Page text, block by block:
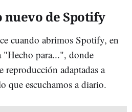
nuevo de Spotify
cuando abrimos Spotify, en
"Hecho para...", donde
reproducción adaptadas a
que escuchamos a diario.